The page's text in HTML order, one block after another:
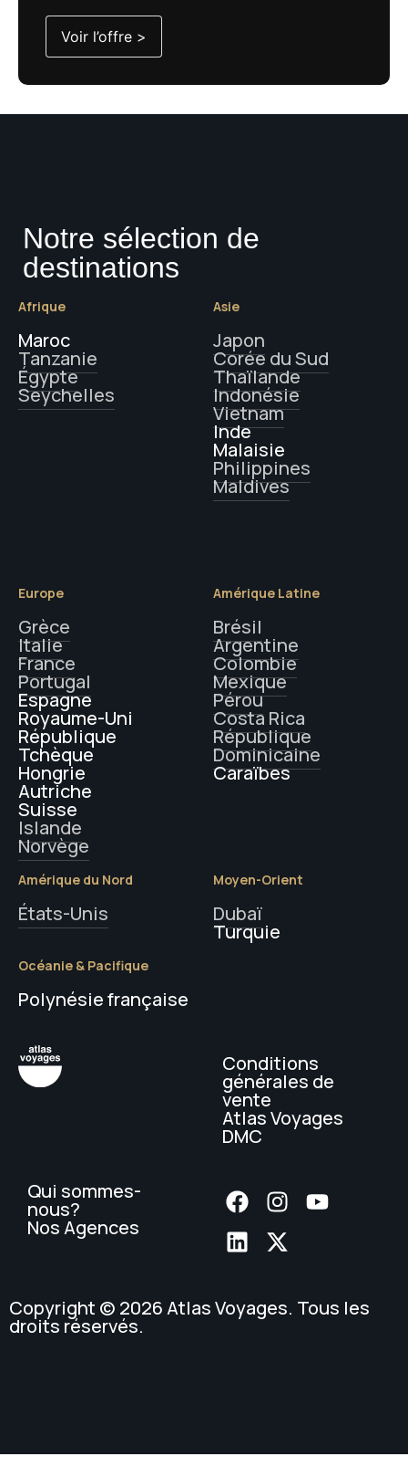
Voir l’offre >
Notre sélection de
destinations
Afrique
Maroc
Tanzanie
Égypte
Seychelles
Asie
Japon
Corée du Sud
Thaïlande
Indonésie
Vietnam
Inde
Malaisie
Philippines
Maldives
Europe
Grèce
Italie
France
Portugal
Espagne
Royaume-Uni
République
Tchèque
Hongrie
Autriche
Suisse
Islande
Norvège
Amérique Latine
Brésil
Argentine
Colombie
Mexique
Pérou
Costa Rica
République
Dominicaine
Caraïbes
Amérique du Nord
États-Unis
Moyen-Orient
Dubaï
Turquie
Océanie & Pacifique
Polynésie française
Conditions
générales de
vente
Atlas Voyages
DMC
Qui sommes-
nous?
Nos Agences
Copyright © 2026 Atlas Voyages. Tous les
droits réservés.